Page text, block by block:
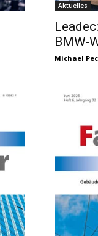
Aktuelles
BMW-
Michael